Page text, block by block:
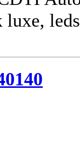
luxe,